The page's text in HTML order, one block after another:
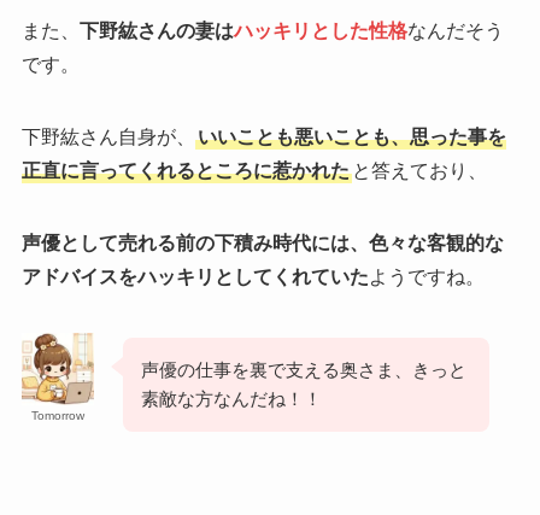
また、 下野紘さんの妻はハッキリとした性格なんだそう
です。
下野紘さん自身が、
いいことも悪いことも、思った事を
正直に言ってくれるところに惹かれたと答えており、
声優として売れる前の下積み時代には、色々な客観的な
アドバイスをハッキリとしてくれていたようですね。
Tomorrow
声優の仕事を裏で支える奥さま、きっと
素敵な方なんだね！！